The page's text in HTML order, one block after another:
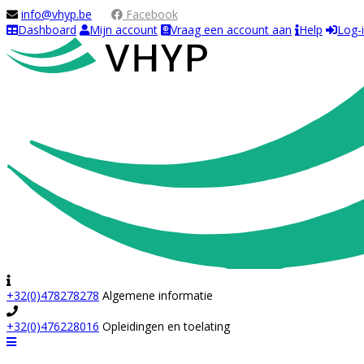
info@vhyp.be
Facebook
Dashboard
Mijn account Vraag een account aan Help Log-
+32(0)478278278 Algemene informatie
+32(0)476228016 Opleidingen en toelating
Navigation